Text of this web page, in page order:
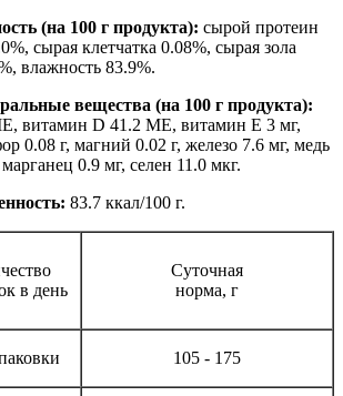
(на 100 г продукта): сырой протеин
сырая клетчатка 0.08%, сырая зола
влажность 83.9%.
вещества (на 100 г продукта):
витамин D 41.2 МЕ, витамин Е 3 мг,
0.08 г, магний 0.02 г, железо 7.6 мг, медь
0.9 мг, селен 11.0 мкг.
83.7 ккал/100 г.
в день
Суточная
норма, г
105 - 175